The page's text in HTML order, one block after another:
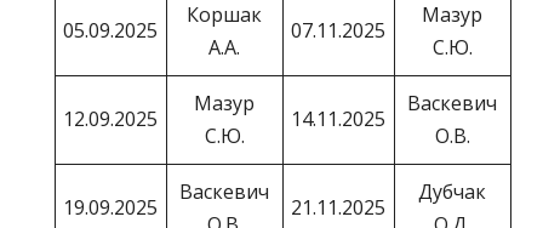
05.09.2025
Коршак
А.А.
07.11.2025
Мазур
С.Ю.
12.09.2025
Мазур
С.Ю.
14.11.2025
Васкевич
О.В.
19.09.2025
Васкевич
21.11.2025
Дубчак